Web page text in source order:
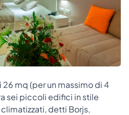
mq (per un massimo di 4
sei piccoli edifici in stile
detti Borjs,